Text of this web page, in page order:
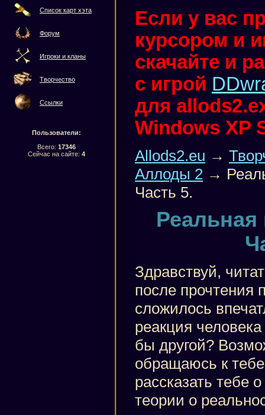
Список карт хэта
Форум
Игроки и кланы
Творчество
Ссылки
Пользователи:
Всего: 17346
Сейчас на сайте: 4
Если у вас
курсором и
скачайте и
с игрой
для
Windows XP
Allods2.eu →
Аллоды 2 →
Часть 5.
Реальная
Здравствуй,
после прочтения
сложилось
реакция
бы другой?
обращаюсь к
рассказать тебе
теории о